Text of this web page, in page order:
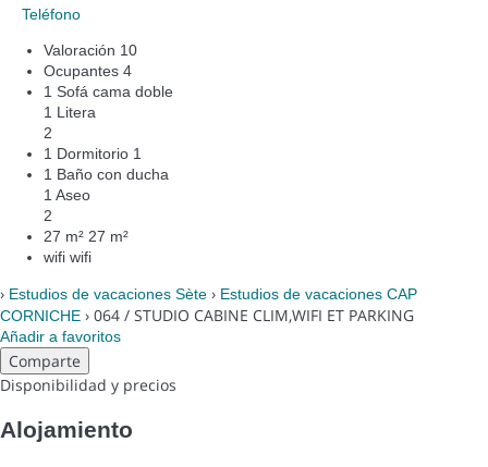
Teléfono
Valoración 10
Ocupantes 4
1 Sofá cama doble
1 Litera
2
1 Dormitorio 1
1 Baño con ducha
1 Aseo
2
27 m² 27 m²
wifi wifi
› Estudios de vacaciones Sète › Estudios de vacaciones CAP
CORNICHE › 064 / STUDIO CABINE CLIM,WIFI ET PARKING
Añadir a favoritos
Comparte
Disponibilidad y precios
Alojamiento